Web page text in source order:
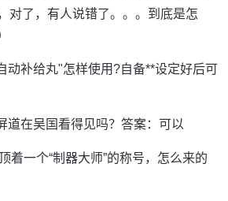
对了，有人说错了。。。到底是怎
动补给丸"怎样使用?自备**设定好后可
道在吴国看得见吗？答案：可以
着一个“制器大师”的称号，怎么来的